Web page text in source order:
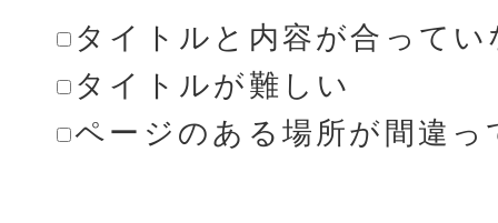
タイトルと内容が合ってい
タイトルが難しい
ページのある場所が間違っ